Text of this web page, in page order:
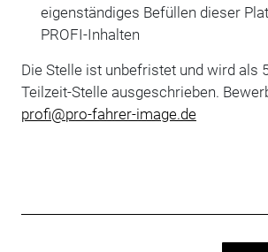
eigenständiges Befüllen dieser
PROFI-Inhalten
Die Stelle ist unbefristet und wird als
Teilzeit-Stelle ausgeschrieben.
profi@pro-fahrer-image.de